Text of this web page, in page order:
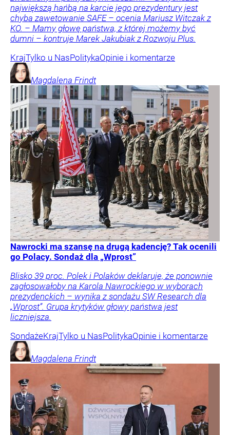
największą hańbą na karcie jego prezydentury jest
chyba zawetowanie SAFE – ocenia Mariusz Witczak z
KO. – Mamy głowę państwa, z której możemy być
dumni – kontruje Marek Jakubiak z Rozwoju Plus.
KrajTylko u NasPolitykaOpinie i komentarze
Magdalena Frindt
Nawrocki ma szansę na drugą kadencję? Tak ocenili
go Polacy. Sondaż dla „Wprost”
Blisko 39 proc. Polek i Polaków deklaruje, że ponownie
zagłosowałoby na Karola Nawrockiego w wyborach
prezydenckich – wynika z sondażu SW Research dla
„Wprost”. Grupa krytyków głowy państwa jest
liczniejsza.
SondażeKrajTylko u NasPolitykaOpinie i komentarze
Magdalena Frindt